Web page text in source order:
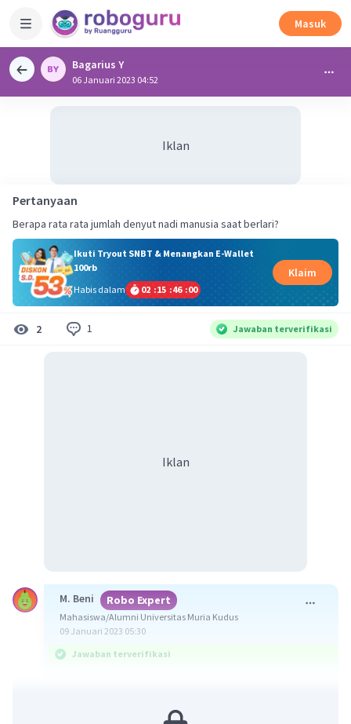
Masuk
Bagarius Y
06 Januari 2023 04:52
Iklan
Pertanyaan
Berapa rata rata jumlah denyut nadi manusia saat berlari?
Ikuti Tryout SNBT & Menangkan E-Wallet
100rb
Habis dalam
02 :15 :45 :59
Klaim
2 1 Jawaban terverifikasi
Iklan
M. Beni Robo Expert
Mahasiswa/Alumni Universitas Muria Kudus
09 Januari 2023 05:30
Jawaban terverifikasi
denyut jantung maksimal.